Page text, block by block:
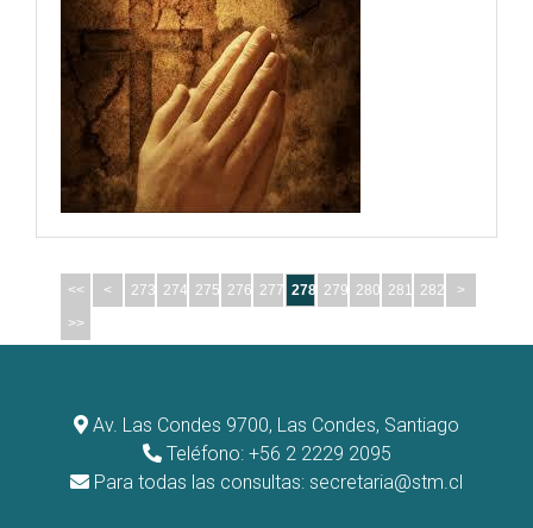
<< < 273 274 275 276 277 278 279 280 281 282
>
>>
Av. Las Condes 9700, Las Condes, Santiago
Teléfono: +56 2 2229 2095
Para todas las consultas: secretaria@stm.cl